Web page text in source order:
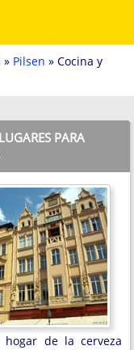
» Pilsen » Cocina y
PARA
hogar de la cerveza